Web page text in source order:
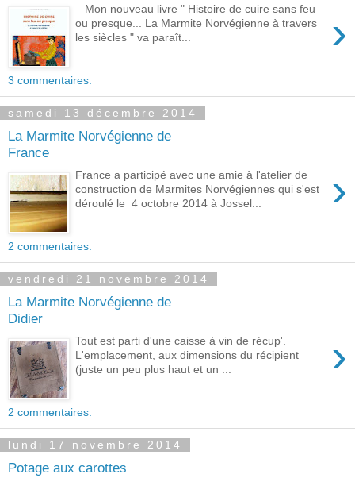
›
Mon nouveau livre " Histoire de cuire sans feu
ou presque... La Marmite Norvégienne à travers
les siècles " va paraît...
3 commentaires:
samedi 13 décembre 2014
La Marmite Norvégienne de
France
›
France a participé avec une amie à l'atelier de
construction de Marmites Norvégiennes qui s'est
déroulé le 4 octobre 2014 à Jossel...
2 commentaires:
vendredi 21 novembre 2014
La Marmite Norvégienne de
Didier
›
Tout est parti d'une caisse à vin de récup'.
L'emplacement, aux dimensions du récipient
(juste un peu plus haut et un ...
2 commentaires:
lundi 17 novembre 2014
Potage aux carottes